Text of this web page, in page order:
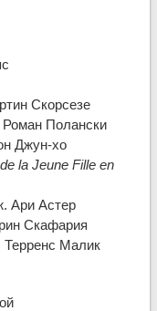
Скорсезе
Полански
Джун-хо
la Jeune Fille en
Ари Астер
Скафария
Терренс Малик